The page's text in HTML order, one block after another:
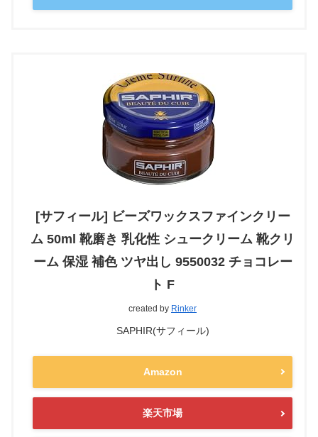
[サフィール] ビーズワックスファインクリー
ム 50ml 靴磨き 乳化性 シュークリーム 靴クリ
ーム 保湿 補色 ツヤ出し 9550032 チョコレー
ト F
created by Rinker
SAPHIR(サフィール)
Amazon
楽天市場